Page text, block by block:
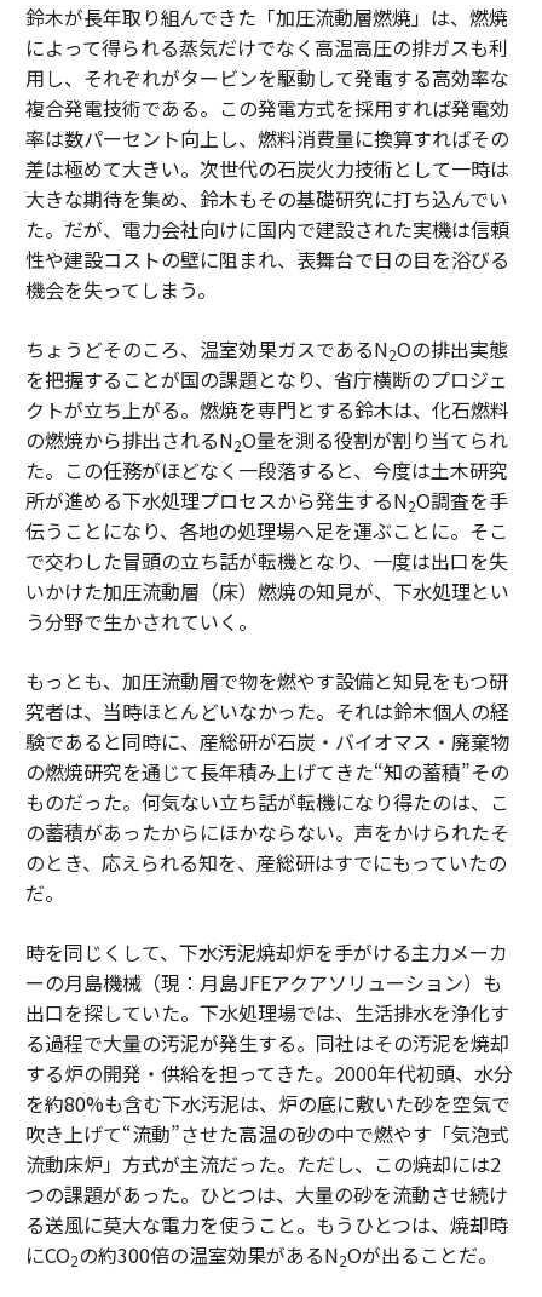
鈴木が長年取り組んできた「加圧流動層燃焼」は、燃焼
によって得られる蒸気だけでなく高温高圧の排ガスも利
用し、それぞれがタービンを駆動して発電する高効率な
複合発電技術である。この発電方式を採用すれば発電効
率は数パーセント向上し、燃料消費量に換算すればその
差は極めて大きい。次世代の石炭火力技術として一時は
大きな期待を集め、鈴木もその基礎研究に打ち込んでい
た。だが、電力会社向けに国内で建設された実機は信頼
性や建設コストの壁に阻まれ、表舞台で日の目を浴びる
機会を失ってしまう。
ちょうどそのころ、温室効果ガスであるN2Oの排出実態
を把握することが国の課題となり、省庁横断のプロジェ
クトが立ち上がる。燃焼を専門とする鈴木は、化石燃料
の燃焼から排出されるN2O量を測る役割が割り当てられ
た。この任務がほどなく一段落すると、今度は土木研究
所が進める下水処理プロセスから発生するN2O調査を手
伝うことになり、各地の処理場へ足を運ぶことに。そこ
で交わした冒頭の立ち話が転機となり、一度は出口を失
いかけた加圧流動層（床）燃焼の知見が、下水処理とい
う分野で生かされていく。
もっとも、加圧流動層で物を燃やす設備と知見をもつ研
究者は、当時ほとんどいなかった。それは鈴木個人の経
験であると同時に、産総研が石炭・バイオマス・廃棄物
の燃焼研究を通じて長年積み上げてきた“知の蓄積”その
ものだった。何気ない立ち話が転機になり得たのは、こ
の蓄積があったからにほかならない。声をかけられたそ
のとき、応えられる知を、産総研はすでにもっていたの
だ。
時を同じくして、下水汚泥焼却炉を手がける主力メーカ
ーの月島機械（現：月島JFEアクアソリューション）も
出口を探していた。下水処理場では、生活排水を浄化す
る過程で大量の汚泥が発生する。同社はその汚泥を焼却
する炉の開発・供給を担ってきた。2000年代初頭、水分
を約80%も含む下水汚泥は、炉の底に敷いた砂を空気で
吹き上げて“流動”させた高温の砂の中で燃やす「気泡式
流動床炉」方式が主流だった。ただし、この焼却には2
つの課題があった。ひとつは、大量の砂を流動させ続け
る送風に莫大な電力を使うこと。もうひとつは、焼却時
にCO2の約300倍の温室効果があるN2Oが出ることだ。